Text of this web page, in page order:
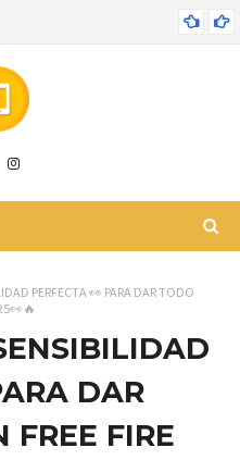
PERFECTA 👀 PARA DAR TODO
DAR
FREE FIRE